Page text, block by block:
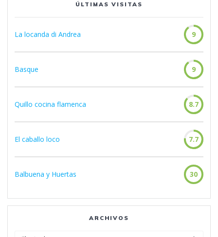
ÚLTIMAS VISITAS
La locanda di Andrea 9
Basque 9
Quillo cocina flamenca 8.7
El caballo loco 7.7
Balbuena y Huertas 30
ARCHIVOS